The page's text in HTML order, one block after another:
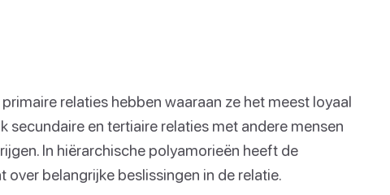
relaties hebben waaraan ze het meest loyaal
secundaire en tertiaire relaties met andere mensen
In hiërarchische polyamorieën heeft de
belangrijke beslissingen in de relatie.